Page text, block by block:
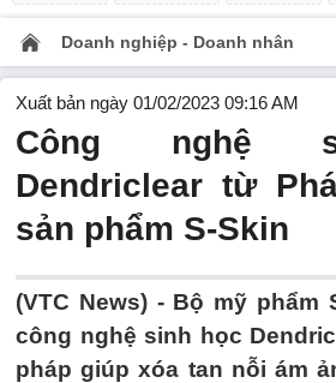
Doanh nghiệp - Doanh nhân
Xuất bản ngày 01/02/2023 09:16 AM
Công nghệ
Dendriclear từ
sản phẩm S-Skin
(VTC News) - Bộ mỹ phẩm
công nghệ sinh học
pháp giúp xóa tan nỗi ám